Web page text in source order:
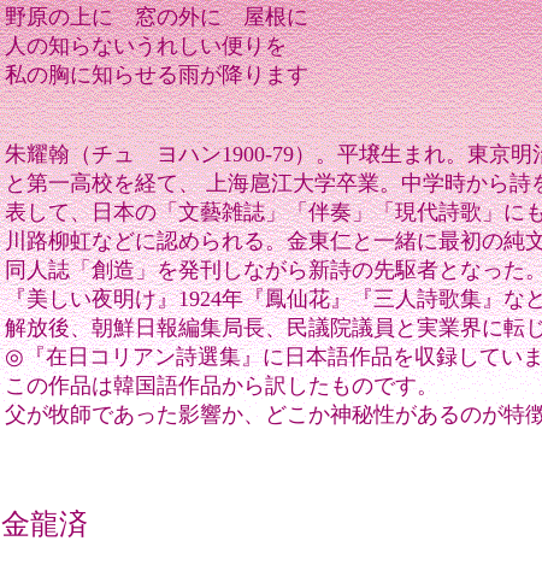
野原の上に 窓の外に 屋根に
人の知らないうれしい便りを
私の胸に知らせる雨が降ります
朱耀翰（チュ ヨハン1900-79）。平壌生まれ。東京明
と第一高校を経て、 上海扈江大学卒業。中学時から詩
表して、日本の「文藝雑誌」「伴奏」「現代詩歌」に
川路柳虹などに認められる。金東仁と一緒に最初の純
同人誌「創造」を発刊しながら新詩の先駆者となった
『美しい夜明け』1924年『鳳仙花』『三人詩歌集』な
解放後、朝鮮日報編集局長、民議院議員と実業界に転
◎『在日コリアン詩選集』に日本語作品を収録してい
この作品は韓国語作品から訳したものです。
父が牧師であった影響か、どこか神秘性があるのが特徴
金龍済